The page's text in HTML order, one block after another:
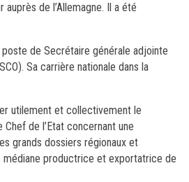
de l’Allemagne. Il a été
de Secrétaire générale adjointe
Sa carrière nationale dans la
utilement et collectivement le
de l’Etat concernant une
grands dossiers régionaux et
médiane productrice et exportatrice de